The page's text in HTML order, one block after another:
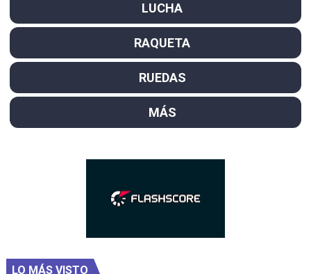
LUCHA
RAQUETA
RUEDAS
MÁS
LO MÁS VISTO